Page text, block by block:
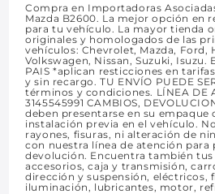
Compra en Importadoras
Mazda B2600. La mejor opción en
para tu vehículo. La mayor tienda
originales y homologados de las
vehículos: Chevrolet, Mazda, Ford,
Volkswagen, Nissan, Suzuki, Isuzu.
PAIS *aplican resticciones en
y sin recargo. TU ENVÍO PUEDE
términos y condiciones. LÍNEA DE
3145545991 CAMBIOS,
deben presentarse en su empaque
instalación previa en el vehículo.
rayones, fisuras, ni alteración de
con nuestra línea de atención
devolución. Encuentra también tus
accesorios, caja y transmisión,
dirección y suspensión, eléctricos,
iluminación, lubricantes, motor,